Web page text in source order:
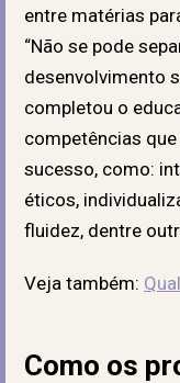
entre matérias
“Não se pode
desenvolvimento
completou o
competências
sucesso, como:
éticos,
fluidez, dentre
Veja também:
Como os